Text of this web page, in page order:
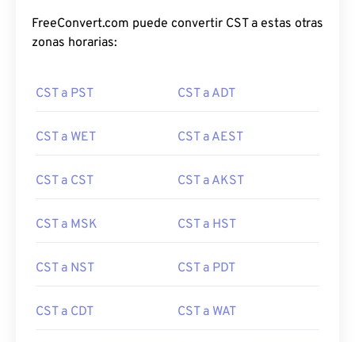
FreeConvert.com puede convertir CST a estas otras
zonas horarias:
CST a PST CST a ADT
CST a WET CST a AEST
CST a CST CST a AKST
CST a MSK CST a HST
CST a NST CST a PDT
CST a CDT CST a WAT